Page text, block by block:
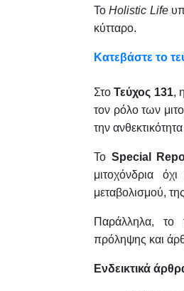
ΤοHolistic Life
κύτταρο.
Κατεβάστε το
ΣτοΤεύχος 131,
τον ρόλο των
την
Το Special
μιτοχόνδρια
μεταβολισμού,
Παράλληλα, το
πρόληψης και
Ενδεικτικά